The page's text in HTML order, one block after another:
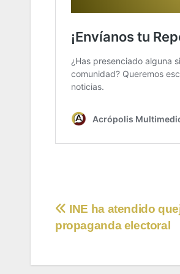
Navegación
de
entradas
INE ha atendido
propaganda electoral